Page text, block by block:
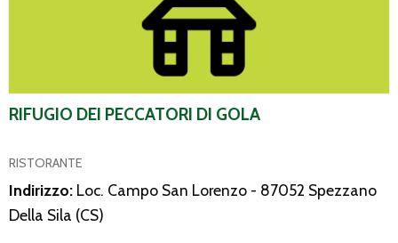
RIFUGIO DEI PECCATORI DI GOLA
RISTORANTE
Indirizzo: Loc. Campo San Lorenzo - 87052 Spezzano
Della Sila (CS)